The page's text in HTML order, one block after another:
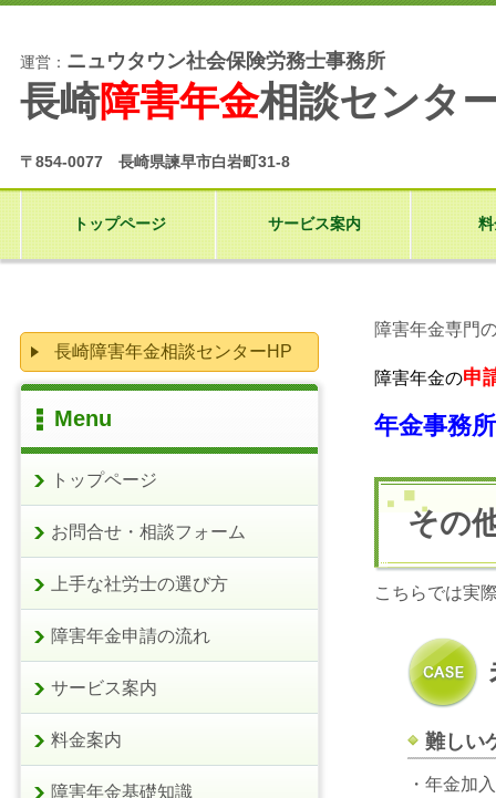
運営： ニュウタウン社会保険労務士事務所
長崎障害年金相談センタ
〒854-0077 長崎県諫早市白岩町31-8
トップページ サービス案内
障害年金専門
障害年金の申
年金事務
その
こちらでは実
難しい
・年金加
長崎障害年金相談センターHP
Menu
トップページ
お問合せ・相談フォーム
上手な社労士の選び方
障害年金申請の流れ
サービス案内
料金案内
障害年金基礎知識